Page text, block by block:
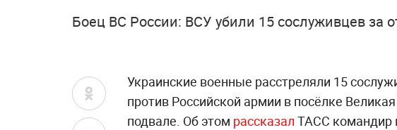
Боец ВС России: ВСУ убили 15 сослуживцев за
Украинские военные расстреляли 15
против Российской армии в посёлке
подвале. Об этом рассказал ТАСС командир